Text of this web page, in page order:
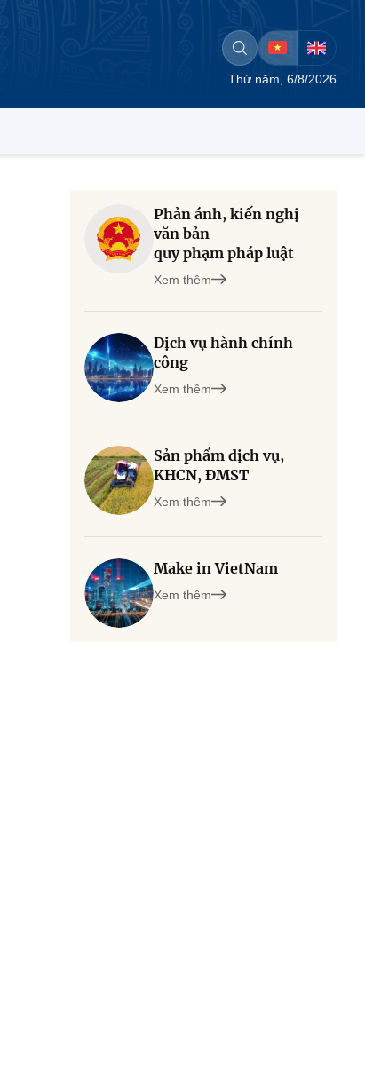
Thứ năm, 6/8/2026
Phản ánh, kiến nghị
văn bản
quy phạm pháp luật
Xem thêm
Dịch vụ hành chính
công
Xem thêm
Sản phẩm dịch vụ,
KHCN, ĐMST
Xem thêm
Make in VietNam
Xem thêm